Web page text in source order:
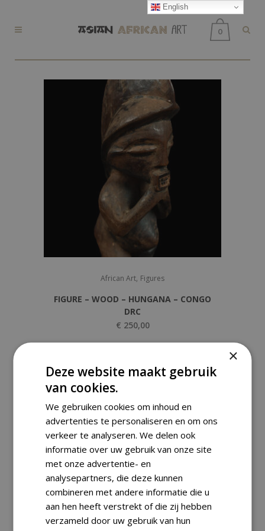
0
African Art, Figures
FIGURE – WOOD – HUNGANA – CONGO
DRC
€ 250,00
English
×
Deze website maakt gebruik
van cookies.
We gebruiken cookies om inhoud en
advertenties te personaliseren en om ons
verkeer te analyseren. We delen ook
informatie over uw gebruik van onze site
met onze advertentie- en
analysepartners, die deze kunnen
combineren met andere informatie die u
aan hen heeft verstrekt of die zij hebben
verzameld door uw gebruik van hun